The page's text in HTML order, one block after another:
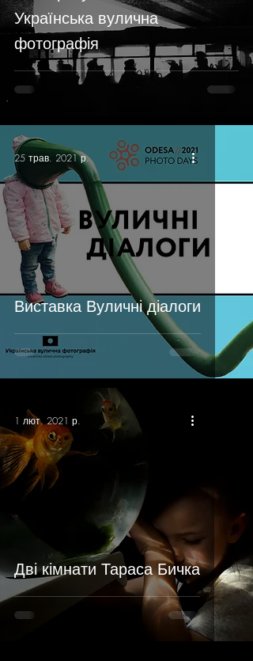
Українська вулична
фотографія
Виставка Вуличні діалоги
25 трав. 2021 р.
Дві кімнати Тараса Бичка
1 лют. 2021 р.